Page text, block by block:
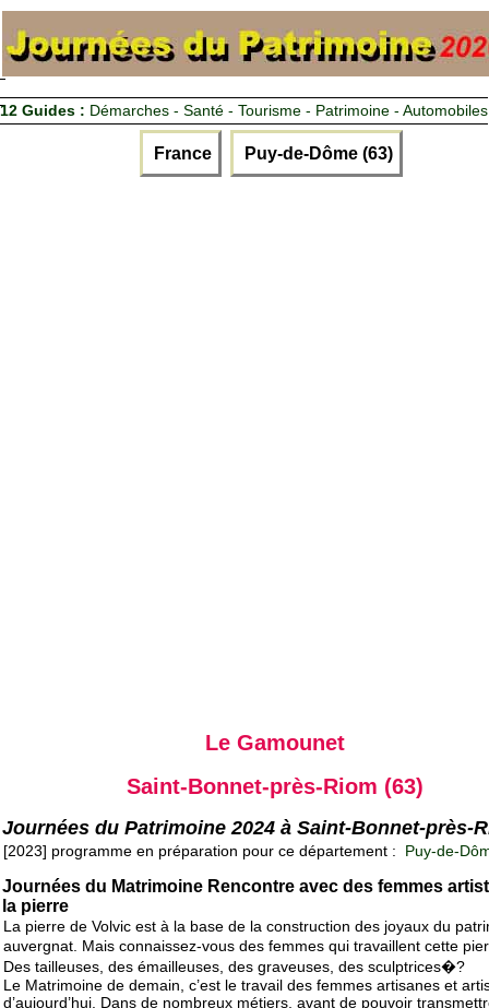
12 Guides : Démarches - Santé - Tourisme - Patrimoine - Automobiles
France Puy-de-Dôme (63)
Le Gamounet
Saint-Bonnet-près-Riom (63)
Journées du Patrimoine 2024 à Saint-Bonnet-près-
[2023] programme en préparation pour ce département : Puy-de-
Journées du Matrimoine Rencontre avec des femmes
la pierre
La pierre de Volvic est à la base de la construction des joyaux du
auvergnat. Mais connaissez-vous des femmes qui travaillent cette
Des tailleuses, des émailleuses, des graveuses, des sculptrices�?
Le Matrimoine de demain, c’est le travail des femmes artisanes et
d’aujourd’hui. Dans de nombreux métiers, avant de pouvoir